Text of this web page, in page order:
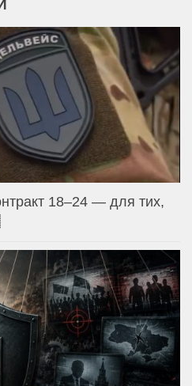
18–24 — для тих,